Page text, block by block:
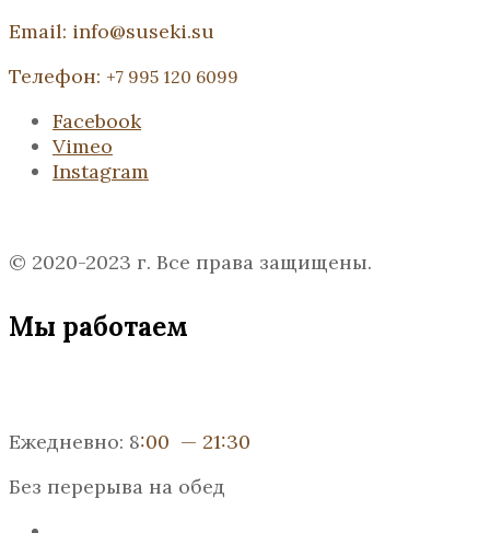
Email: info@suseki.su
Телефон: +7 995 120 6099
Facebook
Vimeo
Instagram
© 2020-2023 г. Все права защищены.
Мы работаем
Ежедневно: 8:00 — 21:30
Без перерыва на обед